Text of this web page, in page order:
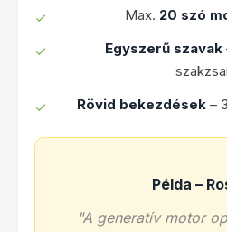
Max. 20 szó
Egyszerű szavak
Rövid bekezdések –
Példa –
"A generatív motor